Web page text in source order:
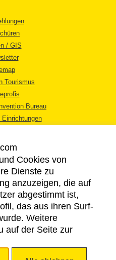
/ GIS
Tourismus
Bureau
HINWEIS
Cookies von
Dienste zu
anzuzeigen, die auf
abgestimmt ist,
das aus ihren Surf-
Weitere
auf der Seite zur